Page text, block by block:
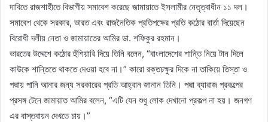
দাবিতে রাজশাহীতে বিভাগীয় সমাবেশ করেছে জামায়াতে ইসলামীর নেতৃত্বাধীন ১১ দল।
সমাবেশ থেকে সরকার, ভারত এবং রাজনৈতিক প্রতিপক্ষের প্রতি কঠোর বার্তা দিয়েছেন
বিরোধী দলীয় নেতা ও জামায়াতের আমির ডা. শফিকুর রহমান।
ভারতের উদ্দেশে কঠোর হুঁশিয়ারি দিয়ে তিনি বলেন, “বাংলাদেশের শান্তি নিয়ে টান দিলে
কাউকে শান্তিতে থাকতে দেওয়া হবে না।” কারো রক্তচক্ষুর দিকে না তাকিয়ে তিস্তা ও
পদ্মায় পানি আনার জন্য সরকারের প্রতি আহ্বান জানান তিনি। পদ্মা ব্যারাজ প্রকল্পের
প্রসঙ্গ টেনে জামায়াত আমির বলেন, “এটি যেন শুধু লোক দেখানো প্রকল্প না হয়। জনগণ
এর বাস্তবায়ন দেখতে চায়।”